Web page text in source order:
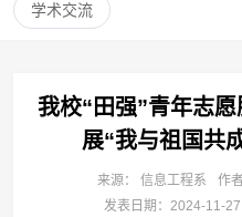
学术交流
我校“田强”青年志
展“我与祖国共
来源： 信息工程系 作者
发表日期：2024-11-